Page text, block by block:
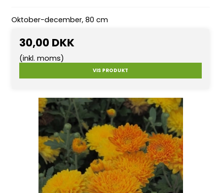
Oktober-december, 80 cm
30,00 DKK
(inkl. moms)
VIS PRODUKT